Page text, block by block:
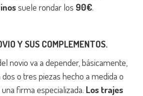
suele rondar los 90€.
Y SUS COMPLEMENTOS.
novio va a depender, básicamente,
o tres piezas hecho a medida o
firma especializada. Los trajes